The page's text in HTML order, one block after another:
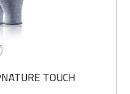
TOUCH